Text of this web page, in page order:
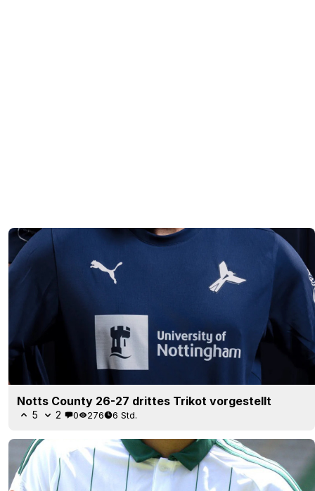
Notts County 26-27 drittes Trikot vorgestellt
5 2 0 276 6 Std.